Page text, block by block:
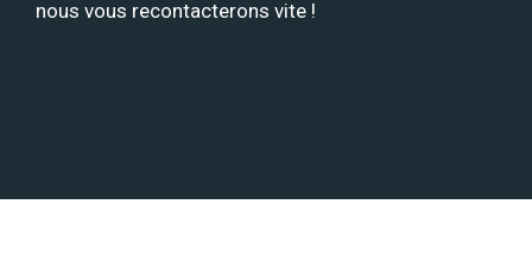
nous vous recontacterons vite !